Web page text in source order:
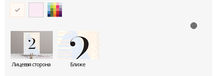
Лицевая сторона Ближе